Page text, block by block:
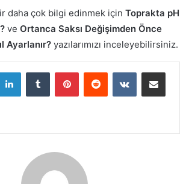
daha çok bilgi edinmek için Toprakta pH
ve Ortanca Saksı Değişimden Önce
Ayarlanır? yazılarımızı inceleyebilirsiniz.
LinkedInTumblr PinterestReddit VKontakteE-Posta ile paylaş